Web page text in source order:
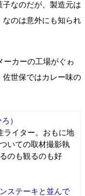
なのだが、製造元は
のは意外にも知られ
ーカーの工場がぐゎ
佐世保ではカレー味の
）
ライター。おもに地
いての取材撮影執
のも観るのも好
ステーキと並んで